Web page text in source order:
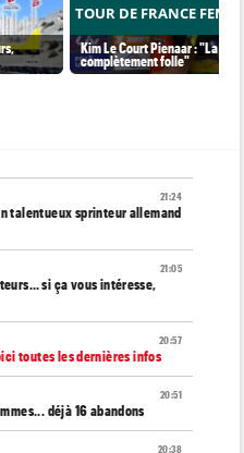
TOUR DE FRANCE
Kim Le Court Pienaar : "La
complètement folle"
21:24
talentueux sprinteur allemand
21:05
si ça vous intéresse,
20:57
toutes les dernières infos
20:51
déjà 16 abandons
20:38